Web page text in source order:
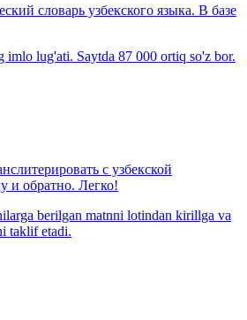
словарь узбекского языка. В базе
lug'ati. Saytda 87 000 ortiq so'z bor.
с узбекской
и обратно. Легко!
berilgan matnni lotindan kirillga va
taklif etadi.